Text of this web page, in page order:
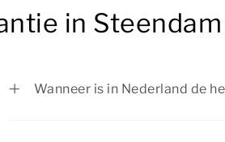
in Steendam
Wanneer is in Nederland de